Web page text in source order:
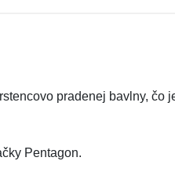
pradenej bavlny,
Pentagon.